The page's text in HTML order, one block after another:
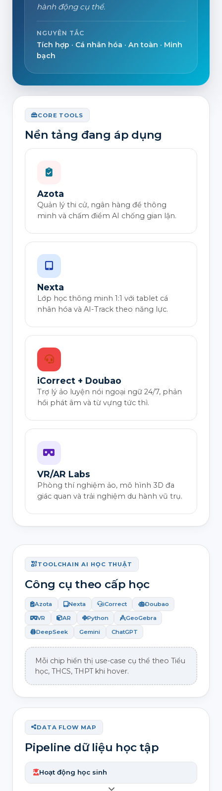
hành động cụ thể.
NGUYÊN TẮC
Tích hợp · Cá nhân hóa · An toàn · Minh
bạch
CORE TOOLS
Nền tảng đang áp dụng
Azota
Quản lý thi cử, ngân hàng đề thông
minh và chấm điểm AI chống gian lận.
Nexta
Lớp học thông minh 1:1 với tablet cá
nhân hóa và AI-Track theo năng lực.
iCorrect + Doubao
Trợ lý ảo luyện nói ngoại ngữ 24/7, phản
hồi phát âm và từ vựng tức thì.
VR/AR Labs
Phòng thí nghiệm ảo, mô hình 3D đa
giác quan và trải nghiệm du hành vũ trụ.
TOOLCHAIN AI HỌC THUẬT
Công cụ theo cấp học
Azota Nexta iCorrect
Doubao
VR
AR Python
GeoGebra
DeepSeek
Gemini ChatGPT
Mỗi chip hiển thị use-case cụ thể theo Tiểu
học, THCS, THPT khi hover.
DATA FLOW MAP
Pipeline dữ liệu học tập
Hoạt động học sinh